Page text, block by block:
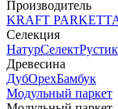
Производитель
KRAFT PARKETT
Селекция
НатурСелектРустик
Древесина
ДубОрехБамбук
Модульный паркет